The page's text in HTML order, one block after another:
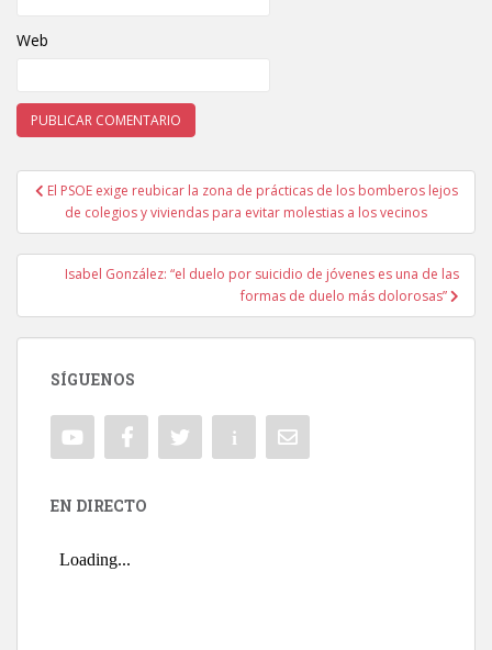
Web
Navegación de entradas
El PSOE exige reubicar la zona de prácticas de los bomberos lejos
de colegios y viviendas para evitar molestias a los vecinos
Isabel González: “el duelo por suicidio de jóvenes es una de las
formas de duelo más dolorosas”
SÍGUENOS
EN DIRECTO